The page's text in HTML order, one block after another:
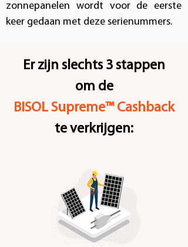
zonnepanelen wordt voor de eerste
keer gedaan met deze serienummers.
Er zijn slechts 3 stappen
om de
BISOL Supreme™ Cashback
te verkrijgen: